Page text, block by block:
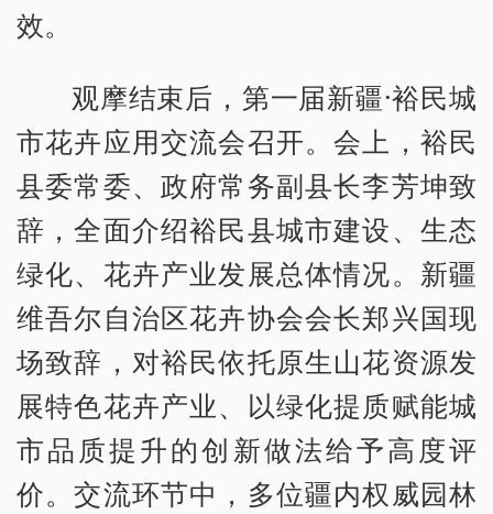
效。
观摩结束后，第一届新疆·裕民城
市花卉应用交流会召开。会上，裕民
县委常委、政府常务副县长李芳坤致
辞，全面介绍裕民县城市建设、生态
绿化、花卉产业发展总体情况。新疆
维吾尔自治区花卉协会会长郑兴国现
场致辞，对裕民依托原生山花资源发
展特色花卉产业、以绿化提质赋能城
市品质提升的创新做法给予高度评
价。交流环节中，多位疆内权威园林